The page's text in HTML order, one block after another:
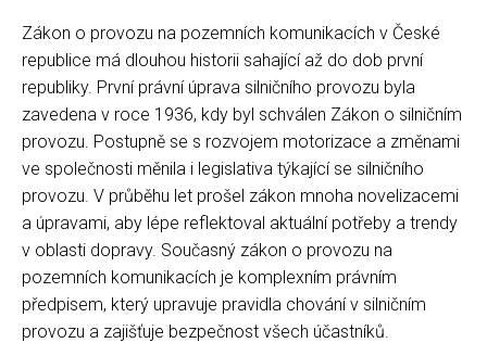
Zákon o provozu na pozemních komunikacích v České
republice má dlouhou historii sahající až do dob první
republiky. První právní úprava silničního provozu byla
zavedena v roce 1936, kdy byl schválen Zákon o silničním
provozu. Postupně se s rozvojem motorizace a změnami
ve společnosti měnila i legislativa týkající se silničního
provozu. V průběhu let prošel zákon mnoha novelizacemi
a úpravami, aby lépe reflektoval aktuální potřeby a trendy
v oblasti dopravy. Současný zákon o provozu na
pozemních komunikacích je komplexním právním
předpisem, který upravuje pravidla chování v silničním
provozu a zajišťuje bezpečnost všech účastníků.